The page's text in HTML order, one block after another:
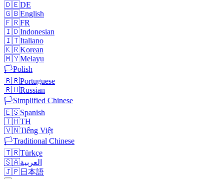
🇩🇪DE
🇬🇧English
🇫🇷FR
🇮🇩Indonesian
🇮🇹Italiano
🇰🇷Korean
🇲🇾Melayu
🏳️Polish
🇧🇷Portuguese
🇷🇺Russian
🏳️Simplified Chinese
🇪🇸Spanish
🇹🇭TH
🇻🇳Tiếng Việt
🏳️Traditional Chinese
🇹🇷Türkçe
🇸🇦العربية
🇯🇵日本語